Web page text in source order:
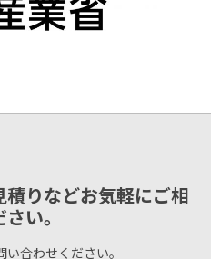
りなどお気軽にご相
い。
合わせください。